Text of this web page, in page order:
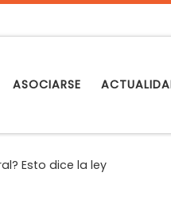
ASOCIARSE
Esto dice la ley